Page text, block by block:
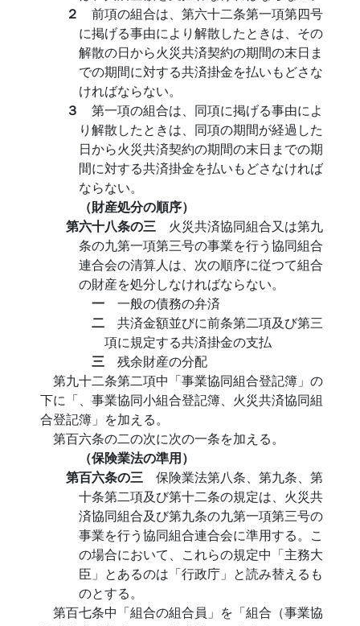
２ 前項の組合は、第六十二条第一項第四号
に掲げる事由により解散したときは、その
解散の日から火災共済契約の期間の末日ま
での期間に対する共済掛金を払いもどさな
ければならない。
３ 第一項の組合は、同項に掲げる事由によ
り解散したときは、同項の期間が経過した
日から火災共済契約の期間の末日までの期
間に対する共済掛金を払いもどさなければ
ならない。
（財産処分の順序）
第六十八条の三 火災共済協同組合又は第九
条の九第一項第三号の事業を行う協同組合
連合会の清算人は、次の順序に従つて組合
の財産を処分しなければならない。
一 一般の債務の弁済
二 共済金額並びに前条第二項及び第三
項に規定する共済掛金の支払
三 残余財産の分配
第九十二条第二項中「事業協同組合登記簿」の
下に「、事業協同小組合登記簿、火災共済協同組
合登記簿」を加える。
第百六条の二の次に次の一条を加える。
（保険業法の準用）
第百六条の三 保険業法第八条、第九条、第
十条第二項及び第十二条の規定は、火災共
済協同組合及び第九条の九第一項第三号の
事業を行う協同組合連合会に準用する。こ
の場合において、これらの規定中「主務大
臣」とあるのは「行政庁」と読み替えるも
のとする。
第百七条中「組合の組合員」を「組合（事業協